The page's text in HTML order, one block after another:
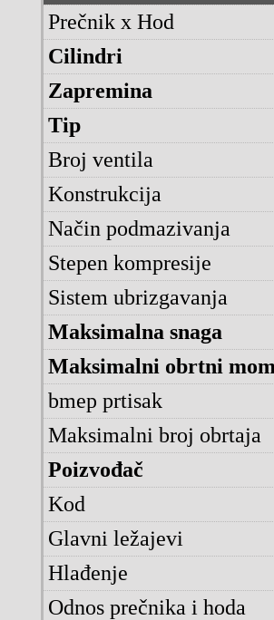
Prečnik x Hod
Cilindri
Zapremina
Tip
Broj ventila
Konstrukcija
Način podmazivanja
Stepen kompresije
Sistem ubrizgavanja
Maksimalna snaga
Maksimalni obrtni
bmep prtisak
Maksimalni broj obrtaja
Poizvođač
Kod
Glavni ležajevi
Hlađenje
Odnos prečnika i hoda